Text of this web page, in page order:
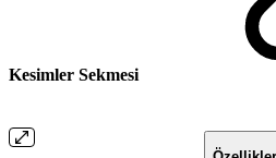
Kesimler Sekmesi